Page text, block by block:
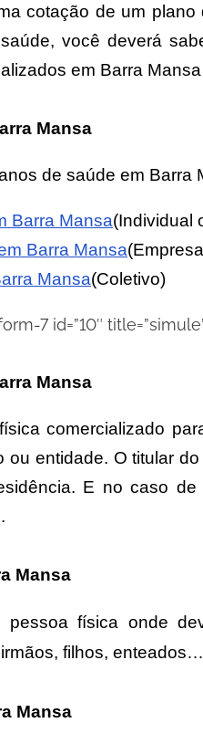
cotação de um
você deverá
em Barra Mansa
Mansa
de saúde em Barra
Barra Mansa(Individual
Barra Mansa
Mansa(Coletivo)
7 id=”10″
Mansa
comercializado
entidade. O titular
E no caso de
Mansa
física onde
filhos,
Mansa